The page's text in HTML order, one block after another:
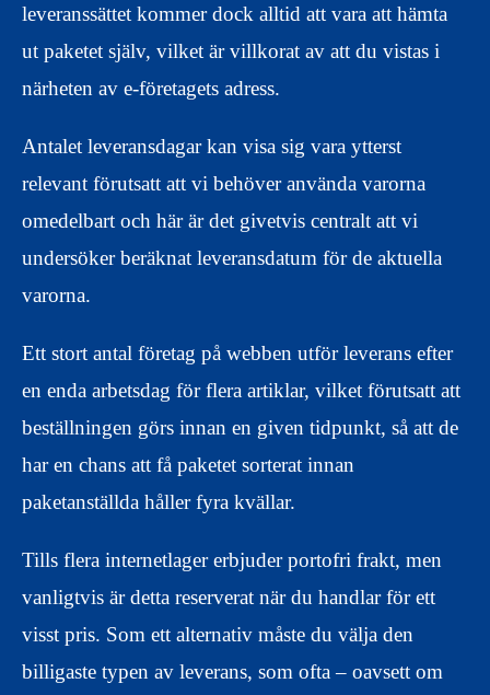
leveranssättet kommer dock alltid att vara att hämta
ut paketet själv, vilket är villkorat av att du vistas i
närheten av e-företagets adress.
Antalet leveransdagar kan visa sig vara ytterst
relevant förutsatt att vi behöver använda varorna
omedelbart och här är det givetvis centralt att vi
undersöker beräknat leveransdatum för de aktuella
varorna.
Ett stort antal företag på webben utför leverans efter
en enda arbetsdag för flera artiklar, vilket förutsatt att
beställningen görs innan en given tidpunkt, så att de
har en chans att få paketet sorterat innan
paketanställda håller fyra kvällar.
Tills flera internetlager erbjuder portofri frakt, men
vanligtvis är detta reserverat när du handlar för ett
visst pris. Som ett alternativ måste du välja den
billigaste typen av leverans, som ofta – oavsett om